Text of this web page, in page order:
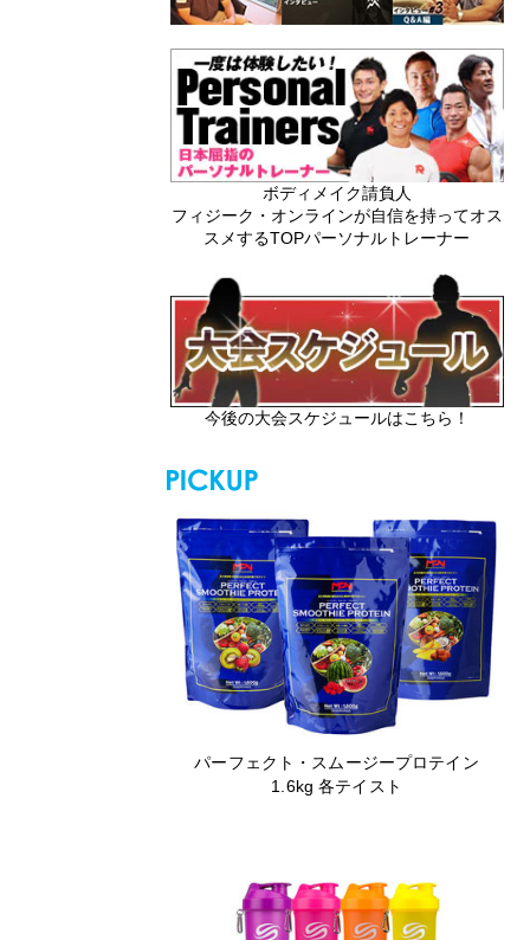
ボディメイク請負人
フィジーク・オンラインが自信を持ってオス
スメするTOPパーソナルトレーナー
今後の大会スケジュールはこちら！
パーフェクト・スムージープロテイン
1.6kg 各テイスト